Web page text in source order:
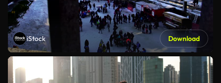
iStock Download